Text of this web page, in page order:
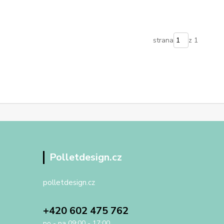
strana z 1
Polletdesign.cz
polletdesign.cz
+420 602 475 762